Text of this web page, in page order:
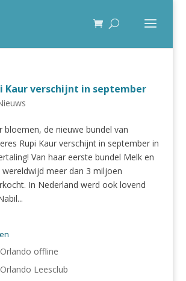
Kaur verschijnt in september
bloemen, de nieuwe bundel van
Rupi Kaur verschijnt in september in
Van haar eerste bundel Melk en
meer dan 3 miljoen
In Nederland werd ook lovend
offline
Leesclub